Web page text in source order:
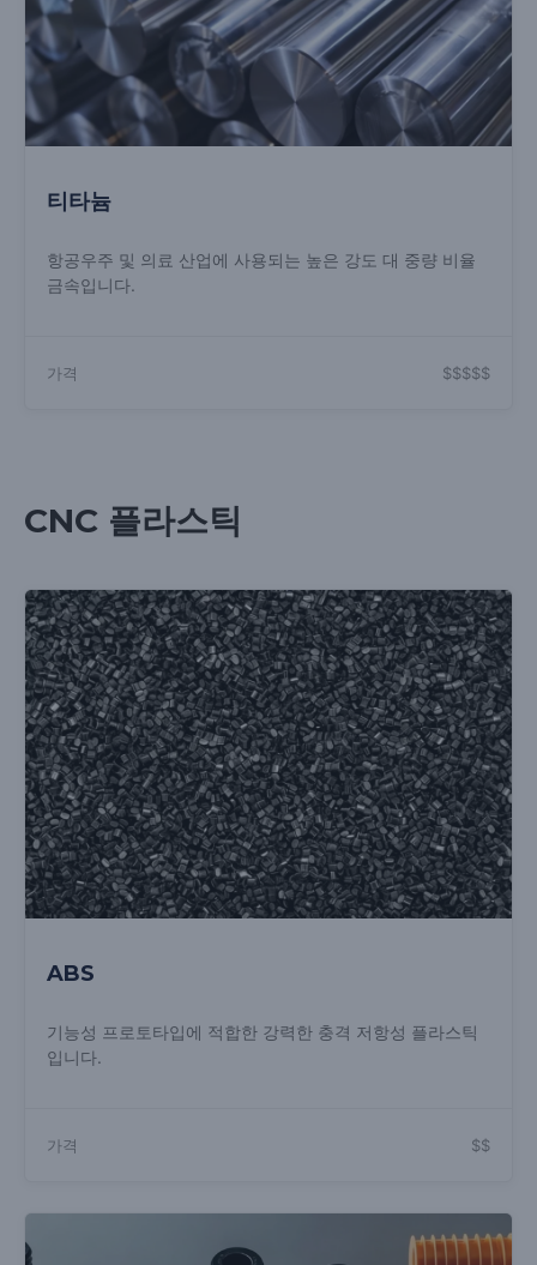
티타늄
항공우주 및 의료 산업에 사용되는 높은 강도 대 중량 비율
금속입니다.
가격 $$$$$
CNC 플라스틱
ABS
기능성 프로토타입에 적합한 강력한 충격 저항성 플라스틱
입니다.
가격 $$